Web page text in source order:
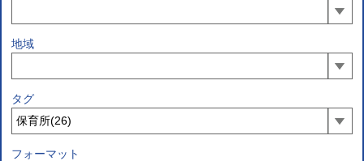
地域
タグ
フォーマット